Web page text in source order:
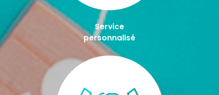
Service
personnalisé